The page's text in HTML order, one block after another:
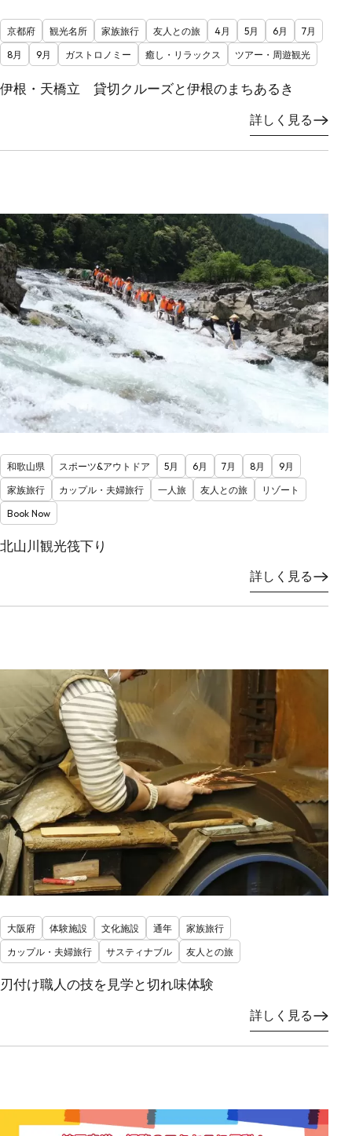
京都府 観光名所 家族旅行 友人との旅 4月 5月 6月
7月
8月
9月 ガストロノミー 癒し・リラックス ツアー・周遊観光
伊根・天橋立 貸切クルーズと伊根のまちあるき
詳しく見る
和歌山県 スポーツ&アウトドア 5月 6月 7月 8月
9月
家族旅行
カップル・夫婦旅行 一人旅 友人との旅
リゾート
Book Now
北山川観光筏下り
詳しく見る
大阪府 体験施設 文化施設 通年
家族旅行
カップル・夫婦旅行
サスティナブル 友人との旅
刃付け職人の技を見学と切れ味体験
詳しく見る